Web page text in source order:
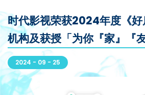
时代影视荣获2024年度《
机构及获授「为你『家』『
2024 - 09 - 25